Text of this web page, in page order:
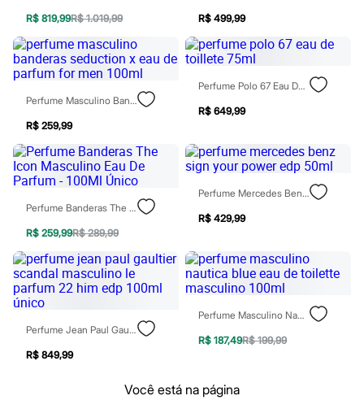
Minecraft
Naruto
Patrulha Canina
Sonic
Stitch
Beleza
Kits
Perfumes árabes
Novidades
Cabelos
Condicionador
Escovas e Pentes
Shampoo
Tratamento
Cuidados com o corpo
Hidratante
Protetor solar
Tratamento
Cuidados com o rosto
Esfoliante
Hidratante
Tônicos
R$ 819,99R$ 1.019,99 R$ 499,99
Perfume Masculino Banderas Seduction X Eau De Parfum For Men 100ml
R$ 259,99
Perfume Polo 67 Eau De Toillete 75ml
R$ 649,99
Perfume Banderas The Icon Masculino Eau De Parfum - 100Ml Único
R$ 259,99R$ 289,99
Perfume Mercedes Benz Sign Your Power Edp 50ml
R$ 429,99
Perfume Jean Paul Gaultier Scandal Masculino Le Parfum 22 Him Edp 100ml Único
R$ 849,99
Perfume Masculino Nautica Blue Eau De Toilette Masculino 100ml
R$ 187,49R$ 199,99
Você está na página